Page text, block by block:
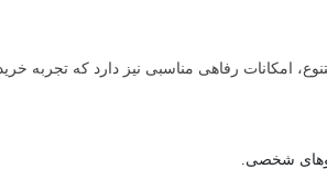
امکانات رفاهی مناسبی نیز دارد که تجربه
شخصی.